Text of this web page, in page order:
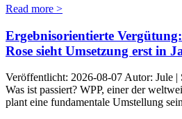
Read more >
Ergebnisorientierte
Rose sieht Umsetzung erst in
Veröffentlicht: 2026-08-07 Autor: Jule |
Was ist passiert? WPP, einer der
plant eine fundamentale Umstellung